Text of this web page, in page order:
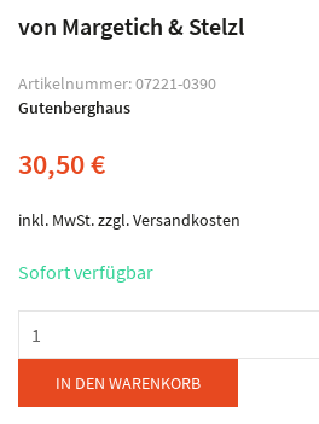
von Margetich & Stelzl
Artikelnummer:07221-0390
Gutenberghaus
30,50€
inkl. MwSt.zzgl.Versandkosten
Sofort verfügbar
-
Steirisch
aufg`spielt
IN DEN WARENKORB